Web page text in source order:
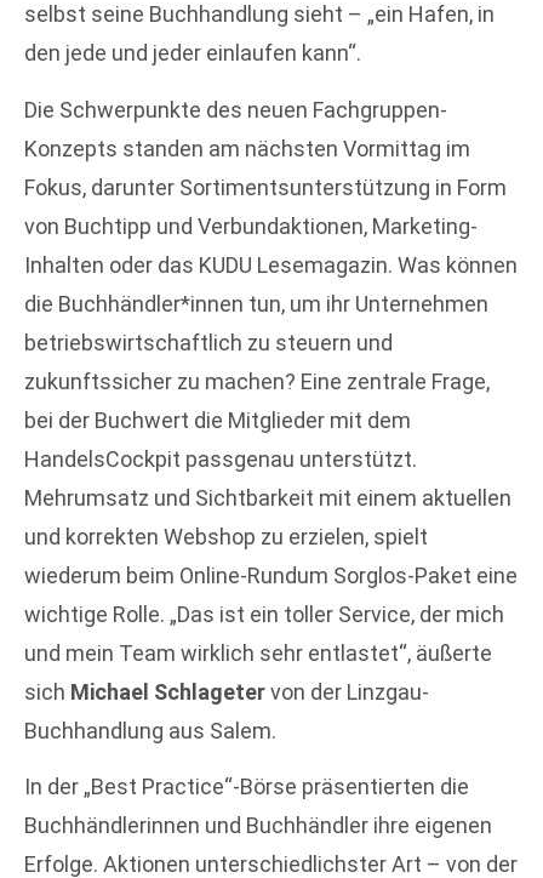
selbst seine Buchhandlung sieht – „ein Hafen, in
den jede und jeder einlaufen kann“.
Die Schwerpunkte des neuen Fachgruppen-
Konzepts standen am nächsten Vormittag im
Fokus, darunter Sortimentsunterstützung in Form
von Buchtipp und Verbundaktionen, Marketing-
Inhalten oder das KUDU Lesemagazin. Was können
die Buchhändler*innen tun, um ihr Unternehmen
betriebswirtschaftlich zu steuern und
zukunftssicher zu machen? Eine zentrale Frage,
bei der Buchwert die Mitglieder mit dem
HandelsCockpit passgenau unterstützt.
Mehrumsatz und Sichtbarkeit mit einem aktuellen
und korrekten Webshop zu erzielen, spielt
wiederum beim Online-Rundum Sorglos-Paket eine
wichtige Rolle. „Das ist ein toller Service, der mich
und mein Team wirklich sehr entlastet“, äußerte
sich Michael Schlagetervon der Linzgau-
Buchhandlung aus Salem.
In der „Best Practice“-Börse präsentierten die
Buchhändlerinnen und Buchhändler ihre eigenen
Erfolge. Aktionen unterschiedlichster Art – von der